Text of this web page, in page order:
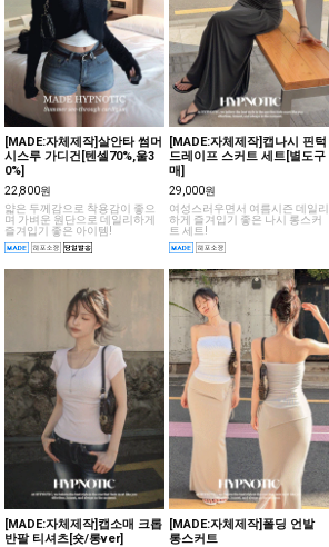
[MADE:자체제작]살안타 썸머
시스루 가디건[텐셀70%,울3
0%]
22,800원
얇은 두께감으로 착용감이 좋으
며 가벼운 원단으로 데일리하게
즐겨입기 좋은 아이템!
[MADE:자체제작]캡나시 핀턱
드레이프 스커트 세트[별도구
매]
29,000원
여성스러우면서 여름시즌 데일리
하게 즐겨입기 좋은 나시 롱스커
트 세트!
[MADE:자체제작]캡소매 크롭
반팔 티셔츠[숏/롱ver]
[MADE:자체제작]폴딩 언발
롱스커트